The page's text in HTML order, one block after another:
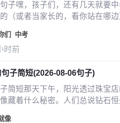
子嘿，孩子们，还有几天就要
（或者当家长的，看你站在哪
们 中考
时前
子简短(2026-08-06句子)
简短那天下午，阳光透过珠宝
藏着什么秘密。人们总说钻石
像